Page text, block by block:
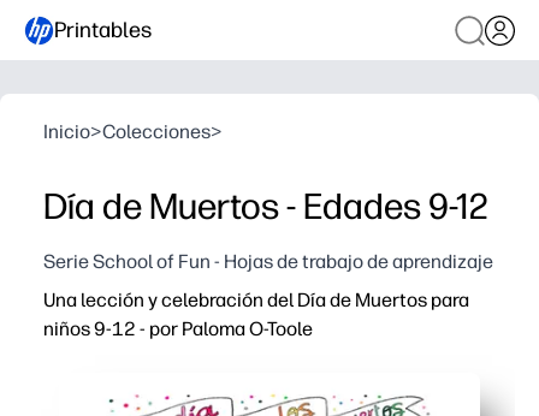
Printables
Inicio>Colecciones>
Día de Muertos - Edades 9-12
Serie School of Fun - Hojas de trabajo de aprendizaje
Una lección y celebración del Día de Muertos para
niños 9-12 - por Paloma O-Toole